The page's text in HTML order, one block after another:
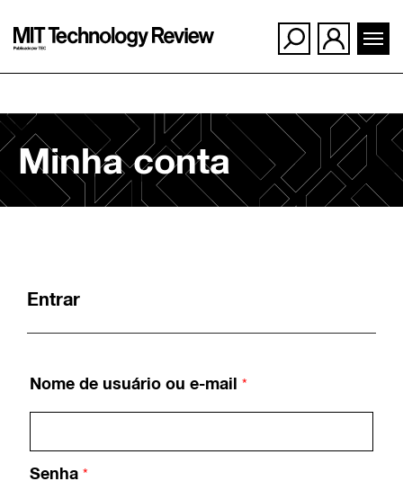
Ir
para
conteúdo
Minha conta
Entrar
Nome de usuário ou e-mail *
Senha *